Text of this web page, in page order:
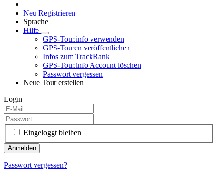
Neu Registrieren
Sprache
Hilfe
GPS-Tour.info verwenden
GPS-Touren veröffentlichen
Infos zum TrackRank
GPS-Tour.info Account löschen
Passwort vergessen
Neue Tour erstellen
Login
Eingeloggt bleiben
Passwort vergessen?